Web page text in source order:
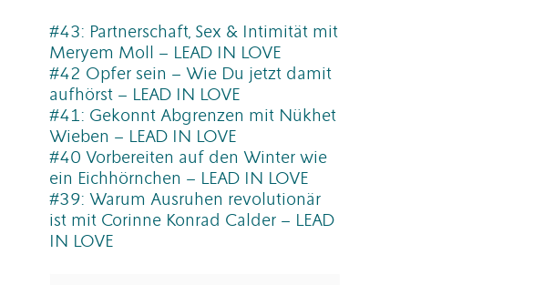
#43: Partnerschaft, Sex & Intimität mit
Meryem Moll – LEAD IN LOVE
#42 Opfer sein – Wie Du jetzt damit
aufhörst – LEAD IN LOVE
#41: Gekonnt Abgrenzen mit Nükhet
Wieben – LEAD IN LOVE
#40 Vorbereiten auf den Winter wie
ein Eichhörnchen – LEAD IN LOVE
#39: Warum Ausruhen revolutionär
ist mit Corinne Konrad Calder – LEAD
IN LOVE